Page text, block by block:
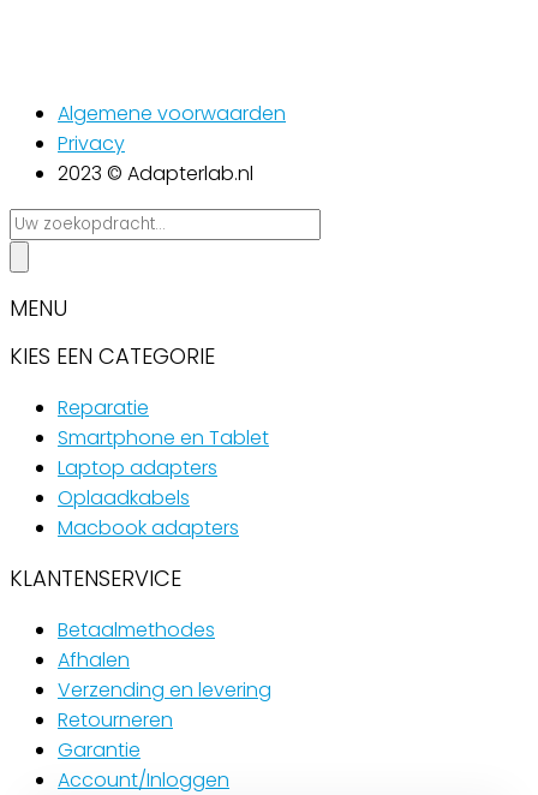
Algemene voorwaarden
Privacy
2023 © Adapterlab.nl
Search
...
MENU
KIES EEN CATEGORIE
Reparatie
Smartphone en Tablet
Laptop adapters
Oplaadkabels
Macbook adapters
KLANTENSERVICE
Betaalmethodes
Afhalen
Verzending en levering
Retourneren
Garantie
Account/Inloggen